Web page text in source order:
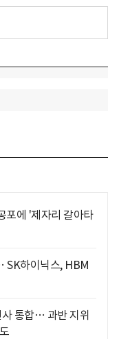
포에 '제자리 갈아타
SK하이닉스, HBM
사 통합… 과반 지위